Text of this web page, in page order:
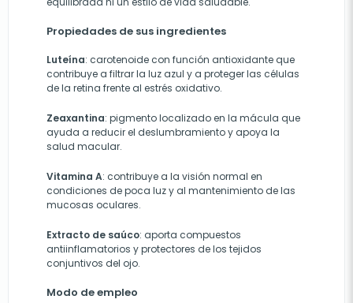
Propiedades de sus ingredientes
Luteína: carotenoide con función antioxidante que
contribuye a filtrar la luz azul y a proteger las células
de la retina frente al estrés oxidativo.
Zeaxantina: pigmento localizado en la mácula que
ayuda a reducir el deslumbramiento y apoya la
salud macular.
Vitamina A: contribuye a la visión normal en
condiciones de poca luz y al mantenimiento de las
mucosas oculares.
Extracto de saúco: aporta compuestos
antiinflamatorios y protectores de los tejidos
conjuntivos del ojo.
Modo de empleo